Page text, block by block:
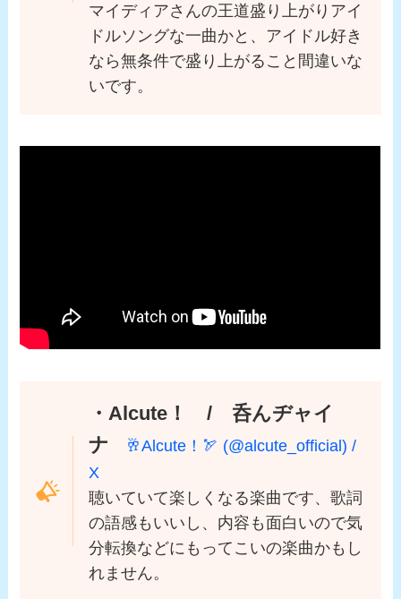
マイディアさんの王道盛り上がりアイ
ドルソングな一曲かと、アイドル好き
なら無条件で盛り上がること間違いな
いです。
・Alcute！ / 呑んヂャイ
ナ
🥂Alcute！🏹 (@alcute_official) /
X
聴いていて楽しくなる楽曲です、歌詞
の語感もいいし、内容も面白いので気
分転換などにもってこいの楽曲かもし
れません。